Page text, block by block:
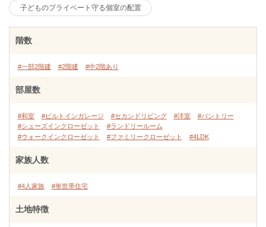
子どものプライベート守る個室の配置
階数
#一部2階建 #2階建 #中2階あり
部屋数
#和室 #ビルトインガレージ #セカンドリビング #洋室
#パントリー
#シューズインクローゼット
#ランドリールーム
#ウォークインクローゼット
#ファミリークローゼット #4LDK
家族人数
#4人家族 #単世帯住宅
土地特徴